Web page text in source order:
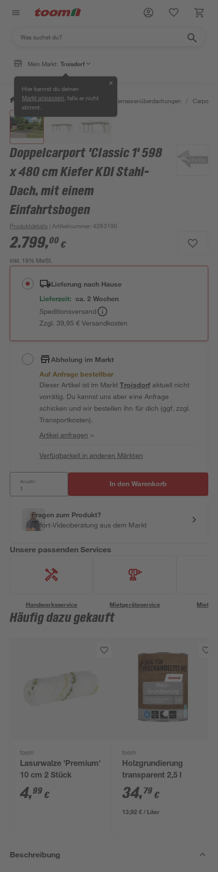
Mein Markt: Troisdorf
Hier kannst du deinen
Markt anpassen , falls er nicht
stimmt.
✕
/ Garten & Freizeit / Carports & Terrassenüberdachungen / Carports
Doppelcarport 'Classic 1' 598
x 480 cm Kiefer KDI Stahl-
Dach, mit einem
Einfahrtsbogen
Produktdetails | Artikelnummer:4283190
2.799,00 €
inkl. 19% MwSt.
Lieferung nach Hause
Lieferzeit: ca. 2 Wochen
Speditionsversand
Zzgl. 39,95 € Versandkosten
Abholung im Markt
Auf Anfrage bestellbar
Dieser Artikel ist im MarktTroisdorfaktuell nicht
vorrätig. Du kannst uns aber eine Anfrage
schicken und wir bestellen ihn für dich (ggf. zzgl.
Transportkosten).
Artikel anfragen >
Verfügbarkeit in anderen Märkten
Anzahl: In den Warenkorb
Fragen zum Produkt?
Sofort-Videoberatung aus dem Markt
Unsere passenden Services
Handwerksservice Mietgeräteservice
Häufig dazu gekauft
toom
Lasurwalze 'Premium'
10 cm 2 Stück
4,99 €
toom
Holzgrundierung
transparent 2,5 l
34,79 €
13,92 € / Liter
Beschreibung